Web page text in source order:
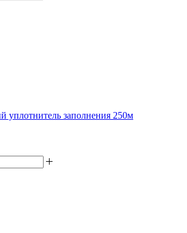
уплотнитель заполнения 250м